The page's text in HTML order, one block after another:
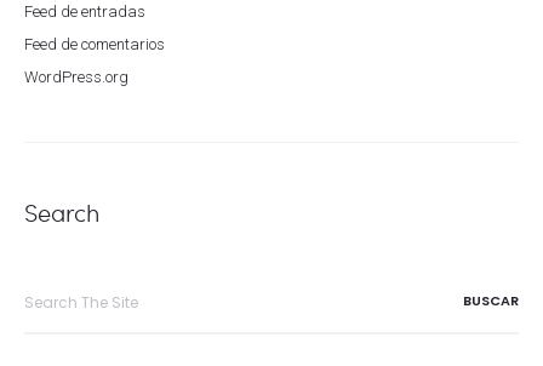
Feed de entradas
Feed de comentarios
WordPress.org
Search